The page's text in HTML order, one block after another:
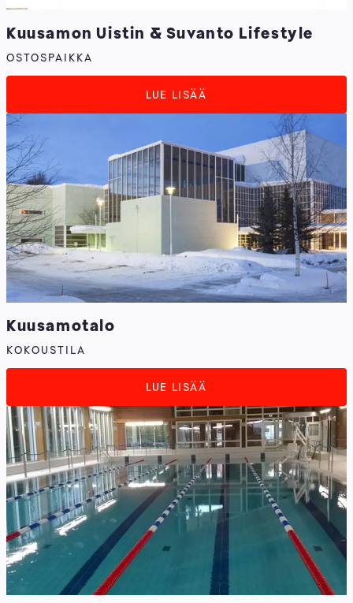
Kuusamon Uistin & Suvanto Lifestyle
OSTOSPAIKKA
LUE LISÄÄ
Kuusamotalo
KOKOUSTILA
LUE LISÄÄ